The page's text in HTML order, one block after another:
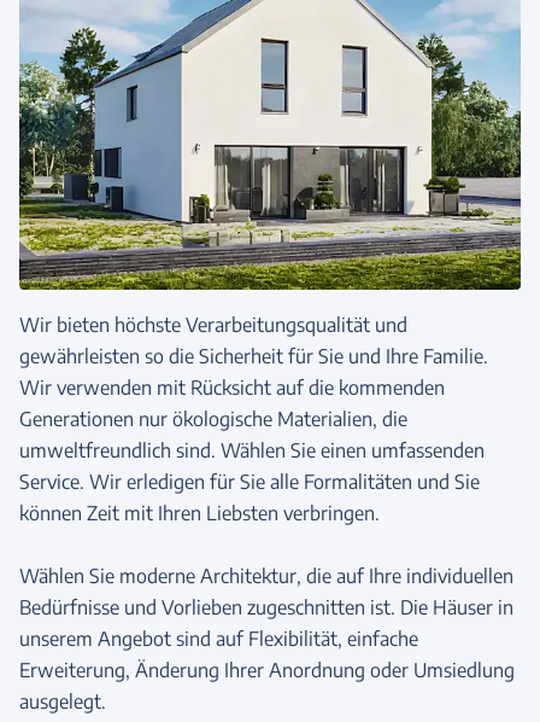
Wir bieten höchste Verarbeitungsqualität und
gewährleisten so die Sicherheit für Sie und Ihre Familie.
Wir verwenden mit Rücksicht auf die kommenden
Generationen nur ökologische Materialien, die
umweltfreundlich sind. Wählen Sie einen umfassenden
Service. Wir erledigen für Sie alle Formalitäten und Sie
können Zeit mit Ihren Liebsten verbringen.
Wählen Sie moderne Architektur, die auf Ihre individuellen
Bedürfnisse und Vorlieben zugeschnitten ist. Die Häuser in
unserem Angebot sind auf Flexibilität, einfache
Erweiterung, Änderung Ihrer Anordnung oder Umsiedlung
ausgelegt.